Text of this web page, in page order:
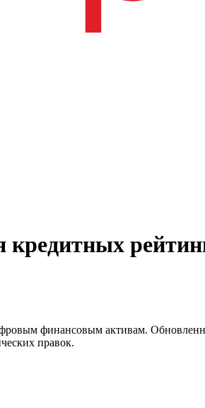
кредитных
финансовым активам.
правок.